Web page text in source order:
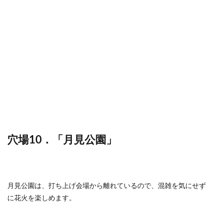
穴場10．「月見公園」
月見公園は、打ち上げ会場から離れているので、混雑を気にせず
に花火を楽しめます。